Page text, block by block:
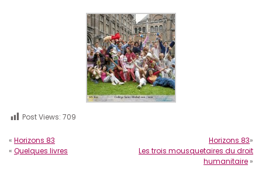
Post Views: 709
« Horizons 83
« Quelques livres
Horizons 83»
Les trois mousquetaires du droit
humanitaire »